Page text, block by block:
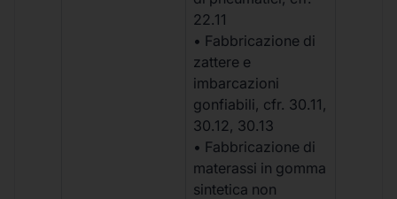
22.11
• Fabbricazione di
zattere e
imbarcazioni
gonfiabili, cfr. 30.11,
30.12, 30.13
• Fabbricazione di
materassi in gomma
sintetica non